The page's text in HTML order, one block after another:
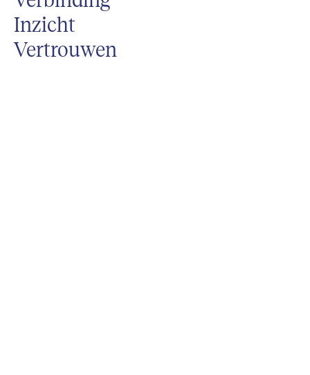
Inzicht
Vertrouwen